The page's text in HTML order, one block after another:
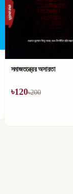
সমাজতন্ত্রের অসারতা
৳120৳200